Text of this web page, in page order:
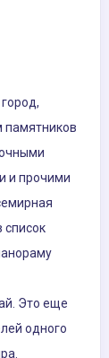
памятников
и прочими
Это еще
одного